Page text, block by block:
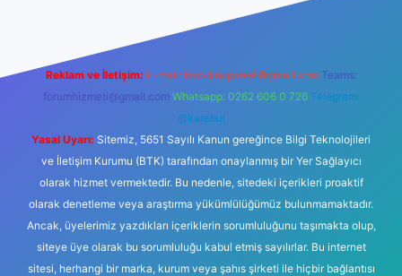
Reklam ve İletişim: E-mail: backlinkpaneli@gmail.com Teams:
forumhizmeti@gmail.com Whatsapp: 0262 606 0 726 Telegram:
@karabul
Yasal Uyarı: Sitemiz, 5651 Sayılı Kanun gereğince Bilgi Teknolojileri
ve İletişim Kurumu (BTK) tarafından onaylanmış bir Yer Sağlayıcı
olarak hizmet vermektedir. Bu nedenle, sitedeki içerikleri proaktif
olarak denetleme veya araştırma yükümlülüğümüz bulunmamaktadır.
Ancak, üyelerimiz yazdıkları içeriklerin sorumluluğunu taşımakta olup,
siteye üye olarak bu sorumluluğu kabul etmiş sayılırlar. Bu internet
sitesi, herhangi bir marka, kurum veya şahıs şirketi ile hiçbir bağlantısı